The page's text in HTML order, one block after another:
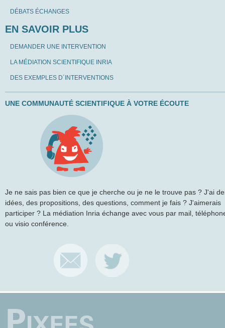
DÉBATS ÉCHANGES
EN SAVOIR PLUS
DEMANDER UNE INTERVENTION
LA MÉDIATION SCIENTIFIQUE INRIA
DES EXEMPLES D´INTERVENTIONS
UNE COMMUNAUTÉ SCIENTIFIQUE À VOTRE ÉCOUTE
Je ne sais pas bien ce que je cherche ou je ne le trouve pas ? J'ai
idées, des propositions, des questions, comment je fais ? J'aimerais
participer ? La médiation Inria échange avec vous par mail,
ou visio conférence.